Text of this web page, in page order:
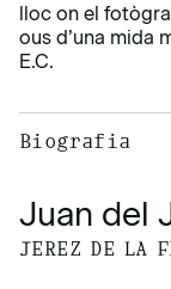
lloc on el
ous d’una mida
E.C.
Biografia
Juan del
JEREZ DE LA